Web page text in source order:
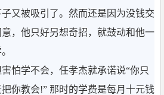
又被吸引了。然而还是因为没钱交
，他只好另想奇招，就鼓动和他一
怕学不会，任孝杰就承诺说“你只
你教会!” 那时的学费是每月十元钱